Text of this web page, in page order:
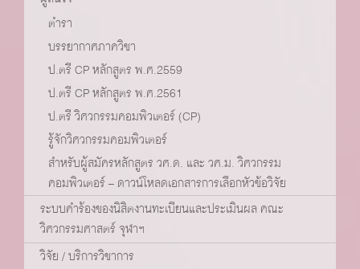
ตำรา
บรรยากาศภาควิชา
ป.ตรี CP หลักสูตร พ.ศ.2559
ป.ตรี CP หลักสูตร พ.ศ.2561
ป.ตรี วิศวกรรมคอมพิวเตอร์ (CP)
รู้จักวิศวกรรมคอมพิวเตอร์
สำหรับผู้สมัครหลักสูตร วศ.ด. และ วศ.ม. วิศวกรรม
คอมพิวเตอร์ – ดาวน์โหลดเอกสารการเลือกหัวข้อวิจัย
ระบบคำร้องของนิสิตงานทะเบียนและประเมินผล คณะ
วิศวกรรมศาสตร์ จุฬาฯ
วิจัย / บริการวิชาการ